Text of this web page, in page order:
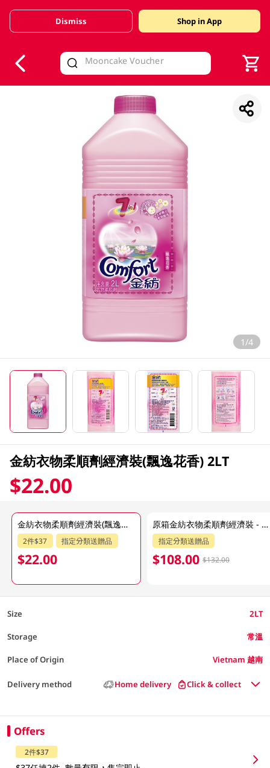
Valid Until 30 June 2026
Dismiss Shop in App
1/4
金紡衣物柔順劑經濟裝(飄逸花香) 2LT
$22.00
金紡衣物柔順劑經濟裝(飄逸花香) 2LT
2件$37 指定分類送贈品
$22.00
原箱金紡衣物柔順劑經濟裝 - 飄逸花香 6 X 2L
指定分類送贈品
$108.00 $132.00
Size 2LT
Storage 常溫
Place of Origin Vietnam 越南
Delivery method Home delivery Click & collect
Offers
2件$37